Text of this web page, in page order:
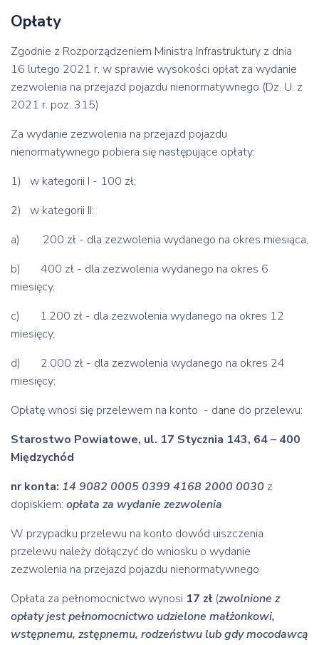
Opłaty
Zgodnie z Rozporządzeniem Ministra Infrastruktury z dnia
16 lutego 2021 r. w sprawie wysokości opłat za wydanie
zezwolenia na przejazd pojazdu nienormatywnego (Dz. U. z
2021 r. poz. 315)
Za wydanie zezwolenia na przejazd pojazdu
nienormatywnego pobiera się następujące opłaty:
1) w kategorii I - 100 zł;
2) w kategorii II:
a) 200 zł - dla zezwolenia wydanego na okres miesiąca,
b) 400 zł - dla zezwolenia wydanego na okres 6
miesięcy,
c) 1.200 zł - dla zezwolenia wydanego na okres 12
miesięcy,
d) 2.000 zł - dla zezwolenia wydanego na okres 24
miesięcy;
Opłatę wnosi się przelewem na konto - dane do przelewu:
Starostwo Powiatowe, ul. 17 Stycznia 143, 64 – 400
Międzychód
nr konta: 14 9082 0005 0399 4168 2000 0030 z
dopiskiem: opłata za wydanie zezwolenia
W przypadku przelewu na konto dowód uiszczenia
przelewu należy dołączyć do wniosku o wydanie
zezwolenia na przejazd pojazdu nienormatywnego
Opłata za pełnomocnictwo wynosi 17 zł (zwolnione z
opłaty jest pełnomocnictwo udzielone małżonkowi,
wstępnemu, zstępnemu, rodzeństwu lub gdy mocodawcą